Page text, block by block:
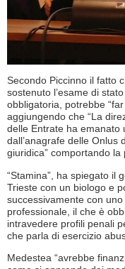
Secondo Piccinno il fatto
sostenuto l’esame di
obbligatoria, potrebbe
aggiungendo che “La
delle Entrate ha emanato
dall’anagrafe delle Onlus
giuridica” comportando
“Stamina”, ha spiegato il
Trieste con un biologo e
successivamente con
professionale, il che è
intravedere profili penali
che parla di esercizio
Medestea “avrebbe